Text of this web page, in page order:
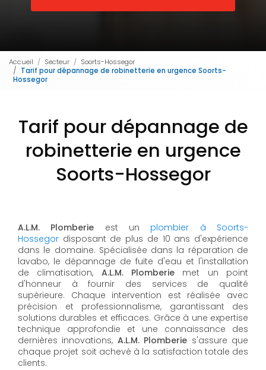
Accueil Secteur
Soorts-Hossegor
Tarif pour dépannage de robinetterie en urgence Soorts-
Hossegor
Tarif pour dépannage de
robinetterie en urgence
Soorts-Hossegor
A.L.M. Plomberie est un plombier à Soorts-
Hossegor disposant de plus de 10 ans d'expérience
dans le domaine. Spécialisée dans la réparation de
lavabo, le dépannage de fuite d'eau et l'installation
de climatisation, A.L.M. Plomberie met un point
d'honneur à fournir des services de qualité
supérieure. Chaque intervention est réalisée avec
précision et professionnalisme, garantissant des
solutions durables et efficaces. Grâce à une expertise
technique approfondie et une connaissance des
dernières innovations, A.L.M. Plomberie s'assure que
chaque projet soit achevé à la satisfaction totale des
clients.